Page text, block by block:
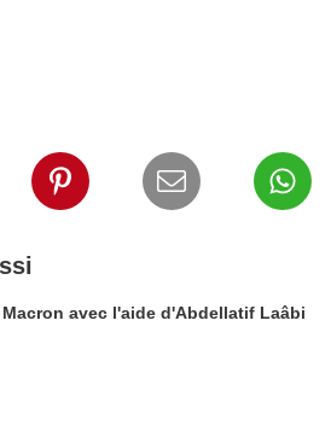
avec l'aide d'Abdellatif Laâbi